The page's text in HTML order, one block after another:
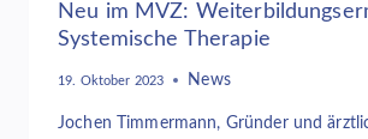
Neu im MVZ:
Systemische Therapie
19. Oktober 2023 News
Jochen Timmermann, Gründer und